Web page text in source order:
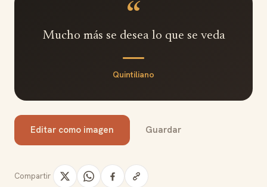
“
Mucho más se desea lo que se veda
Quintiliano
Editar como imagen Guardar
Compartir